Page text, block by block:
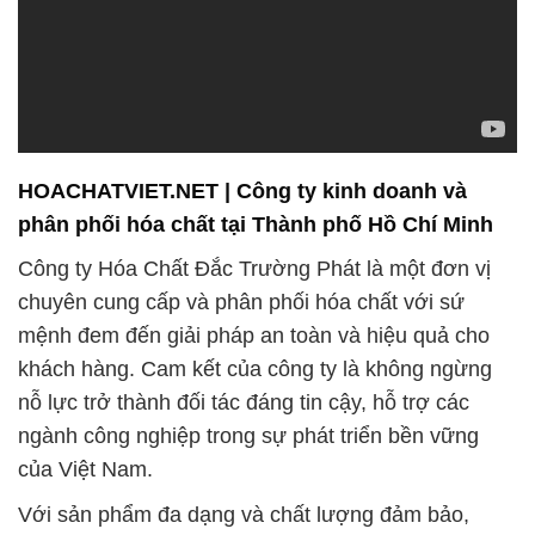
HOACHATVIET.NET | Công ty kinh doanh và
phân phối hóa chất tại Thành phố Hồ Chí Minh
Công ty Hóa Chất Đắc Trường Phát là một đơn vị
chuyên cung cấp và phân phối hóa chất với sứ
mệnh đem đến giải pháp an toàn và hiệu quả cho
khách hàng. Cam kết của công ty là không ngừng
nỗ lực trở thành đối tác đáng tin cậy, hỗ trợ các
ngành công nghiệp trong sự phát triển bền vững
của Việt Nam.
Với sản phẩm đa dạng và chất lượng đảm bảo,